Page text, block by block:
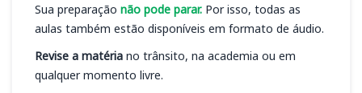
Sua preparação não pode parar. Por isso, todas as
aulas também estão disponíveis em formato de áudio.
Revise a matéria no trânsito, na academia ou em
qualquer momento livre.